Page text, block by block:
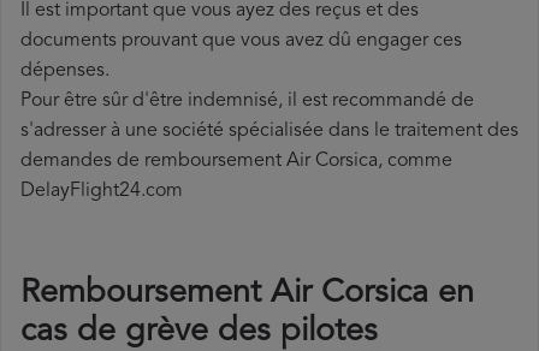
Il est important que vous ayez des reçus et des
documents prouvant que vous avez dû engager ces
dépenses.
Pour être sûr d'être indemnisé, il est recommandé de
s'adresser à une société spécialisée dans le traitement des
demandes de remboursement Air Corsica, comme
DelayFlight24.com
Remboursement Air Corsica en
cas de grève des pilotes